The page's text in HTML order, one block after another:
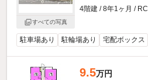
すべての写真
4階建 / 8年1ヶ月 / RC
駐車場あり 駐輪場あり 宅配ボックス
9.5万円